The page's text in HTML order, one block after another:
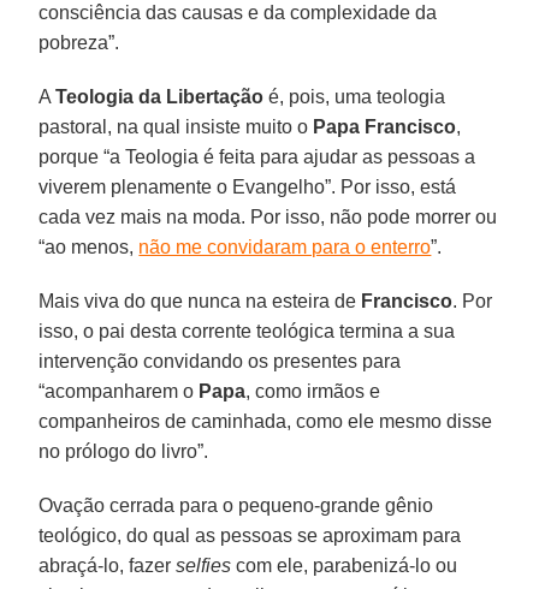
consciência das causas e da complexidade da
pobreza”.
ATeologia da Libertação é, pois, uma teologia
pastoral, na qual insiste muito o Papa Francisco,
porque “a Teologia é feita para ajudar as pessoas a
viverem plenamente o Evangelho”. Por isso, está
cada vez mais na moda. Por isso, não pode morrer ou
“ao menos, não me convidaram para o enterro”.
Mais viva do que nunca na esteira de Francisco. Por
isso, o pai desta corrente teológica termina a sua
intervenção convidando os presentes para
“acompanharem o Papa, como irmãos e
companheiros de caminhada, como ele mesmo disse
no prólogo do livro”.
Ovação cerrada para o pequeno-grande gênio
teológico, do qual as pessoas se aproximam para
abraçá-lo, fazerselfies com ele, parabenizá-lo ou